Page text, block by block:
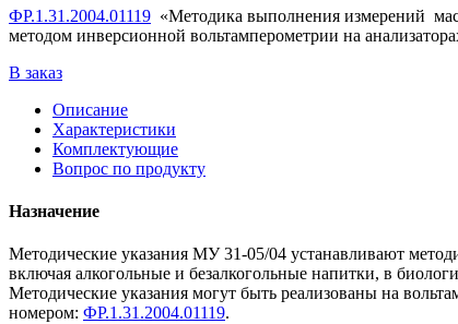
ФР.1.31.2004.01119 «Методика выполнения измерений
методом инверсионной вольтамперометрии на
В заказ
Описание
Характеристики
Комплектующие
Вопрос по продукту
Назначение
Методические указания МУ 31-05/04 устанавливают
включая алкогольные и безалкогольные напитки, в
Методические указания могут быть реализованы на
номером: ФР.1.31.2004.01119.